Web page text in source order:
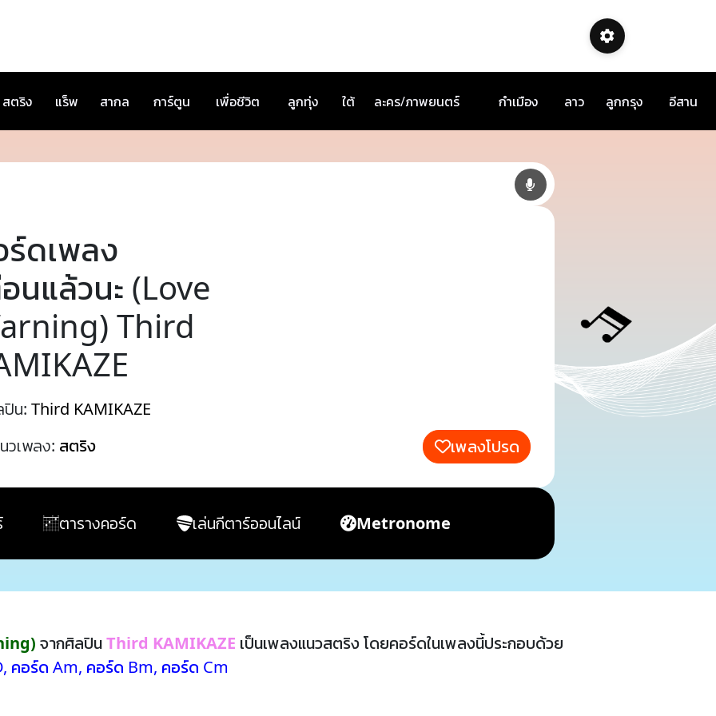
สตริง แร็พ สากล การ์ตูน เพื่อชีวิต ลูกทุ่ง ใต้ ละคร/ภาพยนตร์ กำเมือง ลาว ลูกกรุง อีสาน
ดเพลง
นแล้วนะ (Love
Third
น: Third KAMIKAZE
วเพลง: สตริง เพลงโปรด
ตารางคอร์ด เล่นกีตาร์ออนไลน์ Metronome
จากศิลปินThird KAMIKAZE เป็นเพลงแนวสตริง โดยคอร์ดในเพลงนี้ประกอบด้วย
, คอร์ด Am, คอร์ด Bm, คอร์ด Cm